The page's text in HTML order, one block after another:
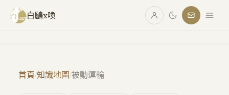
跳至主要內容
白鷗x喚
首頁/知識地圖/被動運輸